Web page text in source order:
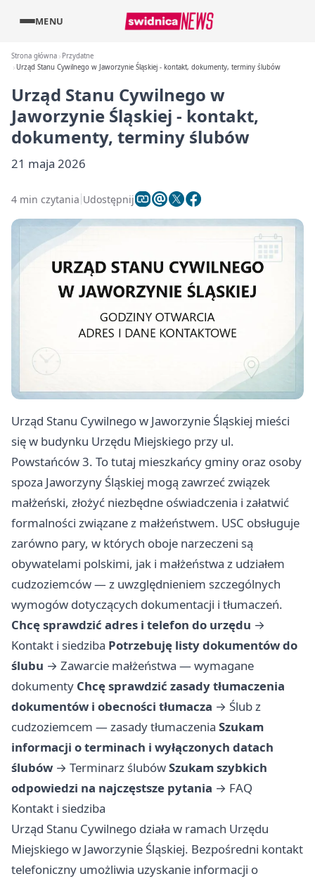
MENU
Strona główna
Przydatne
Urząd Stanu Cywilnego w Jaworzynie Śląskiej - kontakt, dokumenty, terminy ślubów
Urząd Stanu Cywilnego w
Jaworzynie Śląskiej - kontakt,
dokumenty, terminy ślubów
21 maja 2026
4 min czytania Udostępnij
Urząd Stanu Cywilnego w Jaworzynie Śląskiej mieści
się w budynku Urzędu Miejskiego przy ul.
Powstańców 3. To tutaj mieszkańcy gminy oraz osoby
spoza Jaworzyny Śląskiej mogą zawrzeć związek
małżeński, złożyć niezbędne oświadczenia i załatwić
formalności związane z małżeństwem. USC obsługuje
zarówno pary, w których oboje narzeczeni są
obywatelami polskimi, jak i małżeństwa z udziałem
cudzoziemców — z uwzględnieniem szczególnych
wymogów dotyczących dokumentacji i tłumaczeń.
Chcę sprawdzić adres i telefon do urzędu →
Kontakt i siedziba Potrzebuję listy dokumentów do
ślubu → Zawarcie małżeństwa — wymagane
dokumenty Chcę sprawdzić zasady tłumaczenia
dokumentów i obecności tłumacza → Ślub z
cudzoziemcem — zasady tłumaczenia Szukam
informacji o terminach i wyłączonych datach
ślubów → Terminarz ślubówSzukam szybkich
odpowiedzi na najczęstsze pytania → FAQ
Kontakt i siedziba
Urząd Stanu Cywilnego działa w ramach Urzędu
Miejskiego w Jaworzynie Śląskiej. Bezpośredni kontakt
telefoniczny umożliwia uzyskanie informacji o